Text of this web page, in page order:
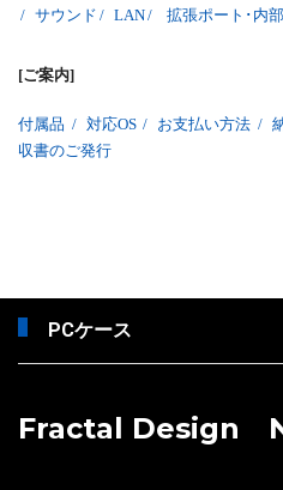
/ サウンド / LAN/ 拡張ポート･内
[ご案内]
付属品 / 対応OS / お支払い方法 /
収書のご発行
PCケース
Fractal Design